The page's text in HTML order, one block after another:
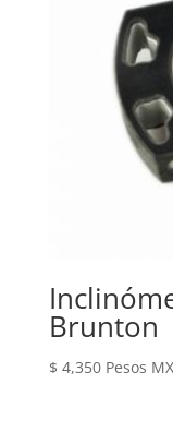
Brunton
$ 4,350 Pesos